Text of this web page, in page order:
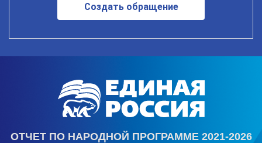
Создать обращение
ОТЧЕТ ПО НАРОДНОЙ ПРОГРАММЕ 2021-2026